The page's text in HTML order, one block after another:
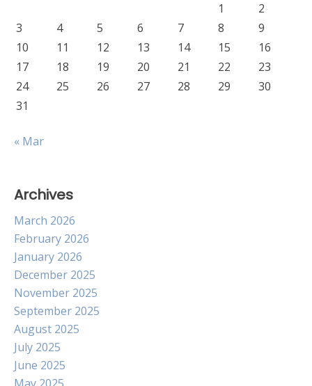
1
2
3
4 5 6 7 8
9
10
11 12 13 14 15
16
17
18 19 20 21 22
23
24
25 26 27 28 29
30
31
« Mar
Archives
March 2026
February 2026
January 2026
December 2025
November 2025
September 2025
August 2025
July 2025
June 2025